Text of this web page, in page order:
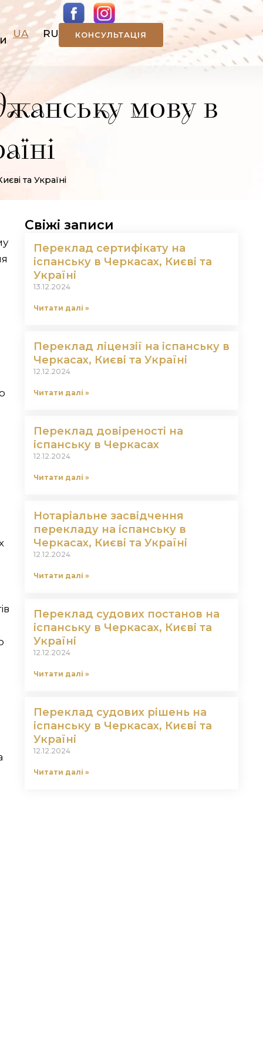
UA RU КОНСУЛЬТАЦІЯ
мову в
та Україні
Свіжі записи
Переклад сертифікату на
іспанську в Черкасах, Києві та
Україні
13.12.2024
Читати далі »
Переклад ліцензії на іспанську в
Черкасах, Києві та Україні
12.12.2024
Читати далі »
Переклад довіреності на
іспанську в Черкасах
12.12.2024
Читати далі »
Нотаріальне засвідчення
перекладу на іспанську в
Черкасах, Києві та Україні
12.12.2024
Читати далі »
Переклад судових постанов на
іспанську в Черкасах, Києві та
Україні
12.12.2024
Читати далі »
Переклад судових рішень на
іспанську в Черкасах, Києві та
Україні
12.12.2024
Читати далі »